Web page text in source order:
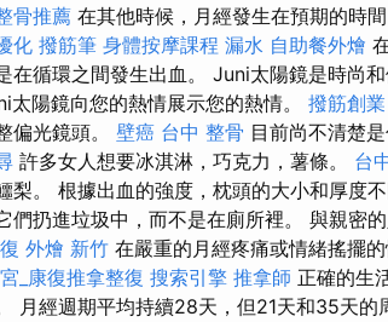
骨推薦 在其他時候，月經發生在預期的時
化 撥筋筆 身體按摩課程 漏水 自助餐外燴
在循環之間發生出血。 Juni太陽鏡是時尚
太陽鏡向您的熱情展示您的熱情。 撥筋創業
偏光鏡頭。 壁癌 台中 整骨 目前尚不清楚
許多女人想要冰淇淋，巧克力，薯條。 台
梨。 根據出血的強度，枕頭的大小和厚度
們扔進垃圾中，而不是在廁所裡。 與親密
外燴 新竹 在嚴重的月經疼痛或情緒搖擺
_康復推拿整復 搜索引擎 推拿師 正確的生
月經週期平均持續28天，但21天和35天的